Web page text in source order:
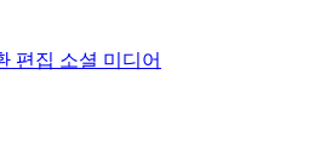
편집 소셜 미디어